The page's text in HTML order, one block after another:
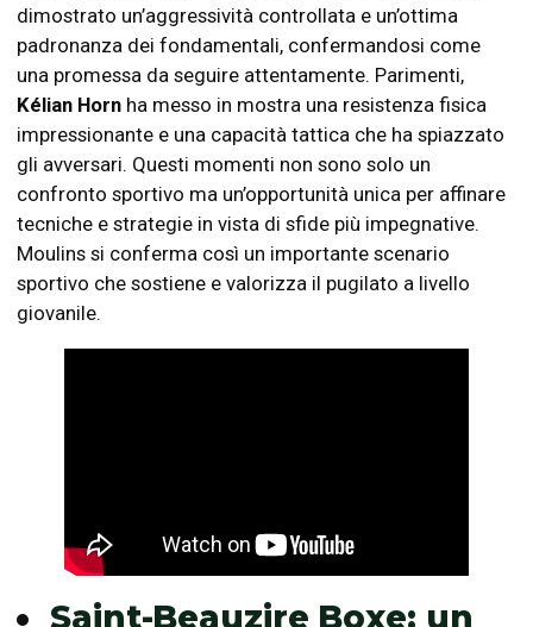
dimostrato un’aggressività controllata e un’ottima
padronanza dei fondamentali, confermandosi come
una promessa da seguire attentamente. Parimenti,
Kélian Horn ha messo in mostra una resistenza fisica
impressionante e una capacità tattica che ha spiazzato
gli avversari. Questi momenti non sono solo un
confronto sportivo ma un’opportunità unica per affinare
tecniche e strategie in vista di sfide più impegnative.
Moulins si conferma così un importante scenario
sportivo che sostiene e valorizza il pugilato a livello
giovanile.
Saint-Beauzire Boxe: un